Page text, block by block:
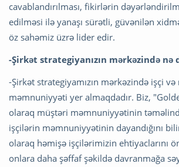
cavablandırılması, fikirlərin
edilməsi ilə yanaşı sürətli, güvənilən
öz sahəmiz üzrə lider edir.
-Şirkət strategiyanızın mərkəzində nə
-Şirkət strategiyamızın mərkəzində işçi
məmnuniyyəti yer almaqdadır. Biz,
olaraq müştəri məmnuniyyətinin
işçilərin məmnuniyyətinin dayandığını
olaraq həmişə işçilərimizin ehtiyaclarını
onlara daha şəffaf şəkildə davranmağa